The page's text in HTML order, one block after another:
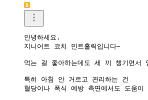
안녕하세요.
지니어트 코치 민트홀릭입니다~
먹는 걸 좋아하는데도 세 끼 챙기면서
특히 아침 안 거르고 관리하는 건
혈당이나 폭식 예방 측면에서도 도움이